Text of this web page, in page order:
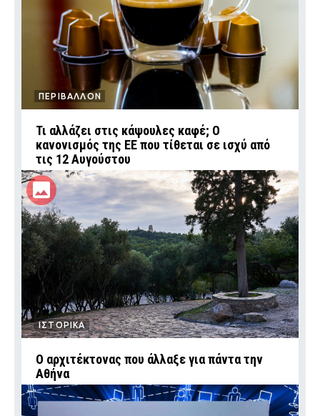
ΠΕΡΙΒΑΛΛΟΝ
Τι αλλάζει στις κάψουλες καφέ; Ο
κανονισμός της ΕΕ που τίθεται σε ισχύ από
τις 12 Αυγούστου
ΙΣΤΟΡΙΚΑ
Ο αρχιτέκτονας που άλλαξε για πάντα την
Αθήνα